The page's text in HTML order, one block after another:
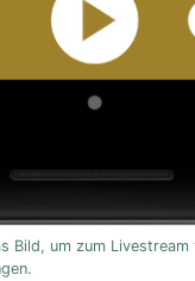
Bild, um zum Livestream